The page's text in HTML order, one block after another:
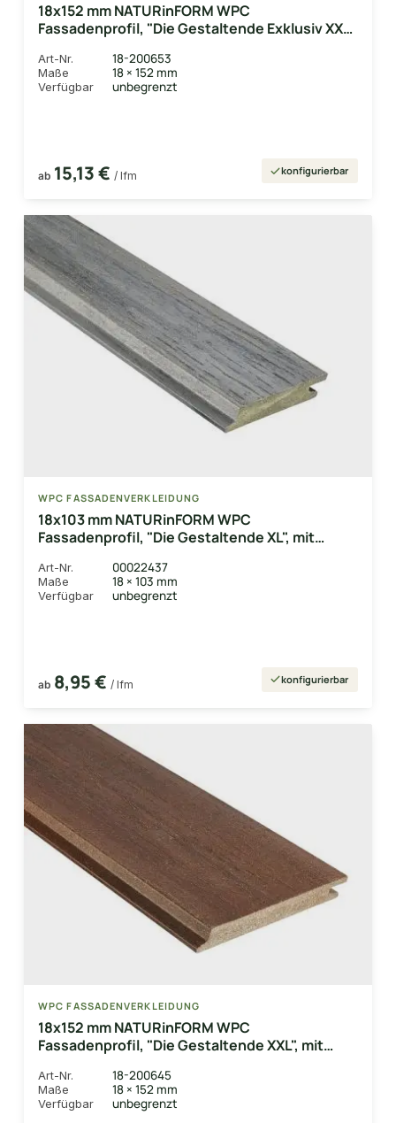
18x152 mm NATURinFORM WPC
Fassadenprofil, "Die Gestaltende Exklusiv XXL",
Deckmaß: 148mm
Art-Nr. 18-200653
Maße 18 × 152 mm
Verfügbar unbegrenzt
ab 15,13 € / lfm konfigurierbar
WPC FASSADENVERKLEIDUNG
18x103 mm NATURinFORM WPC
Fassadenprofil, "Die Gestaltende XL", mit
Deckmaß: 99mm
Art-Nr. 00022437
Maße 18 × 103 mm
Verfügbar unbegrenzt
ab 8,95 € / lfm konfigurierbar
WPC FASSADENVERKLEIDUNG
18x152 mm NATURinFORM WPC
Fassadenprofil, "Die Gestaltende XXL", mit
Kastanienbraun, Deckmaß: 148mm
Art-Nr. 18-200645
Maße 18 × 152 mm
Verfügbar unbegrenzt